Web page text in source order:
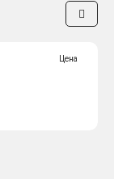
Цена